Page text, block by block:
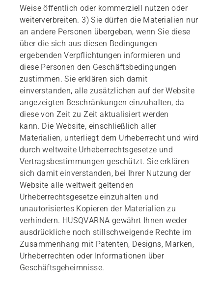
Weise öffentlich oder kommerziell nutzen oder
weiterverbreiten. 3) Sie dürfen die Materialien nur
an andere Personen übergeben, wenn Sie diese
über die sich aus diesen Bedingungen
ergebenden Verpflichtungen informieren und
diese Personen den Geschäftsbedingungen
zustimmen. Sie erklären sich damit
einverstanden, alle zusätzlichen auf der Website
angezeigten Beschränkungen einzuhalten, da
diese von Zeit zu Zeit aktualisiert werden
kann. Die Website, einschließlich aller
Materialien, unterliegt dem Urheberrecht und wird
durch weltweite Urheberrechtsgesetze und
Vertragsbestimmungen geschützt. Sie erklären
sich damit einverstanden, bei Ihrer Nutzung der
Website alle weltweit geltenden
Urheberrechtsgesetze einzuhalten und
unautorisiertes Kopieren der Materialien zu
verhindern. HUSQVARNA gewährt Ihnen weder
ausdrückliche noch stillschweigende Rechte im
Zusammenhang mit Patenten, Designs, Marken,
Urheberrechten oder Informationen über
Geschäftsgeheimnisse.